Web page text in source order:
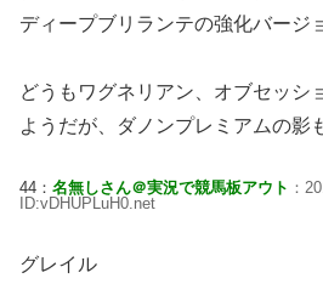
ディープブリランテの強化バージ
どうもワグネリアン、オブセッシ
ようだが、ダノンプレミアムの影
44： 名無しさん＠実況で競馬板アウト ：
ID:vDHUPLuH0.net
グレイル